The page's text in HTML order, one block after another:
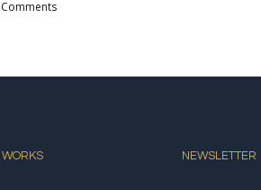
2015 |
WORKS NEWSLETTER